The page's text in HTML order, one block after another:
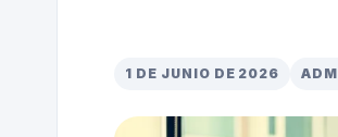
1 DE JUNIO DE 2026